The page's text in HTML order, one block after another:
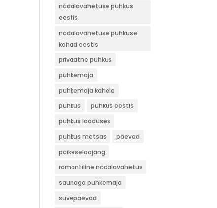
nädalavahetuse puhkus
eestis
nädalavahetuse puhkuse
kohad eestis
privaatne puhkus
puhkemaja
puhkemaja kahele
puhkus
puhkus eestis
puhkus looduses
puhkus metsas
päevad
päikeseloojang
romantiline nädalavahetus
saunaga puhkemaja
suvepäevad